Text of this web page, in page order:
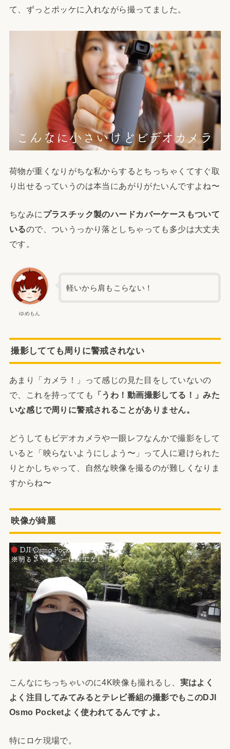
て、ずっとポッケに入れながら撮ってました。
荷物が重くなりがちな私からするとちっちゃくてすぐ取
り出せるっていうのは本当にあがりがたいんですよね〜
ちなみに プラスチック製のハードカバーケースもついて
いるので、ついうっかり落としちゃっても多少は大丈夫
です。
ゆめもん
軽いから肩もこらない！
撮影してても 周りに警戒されない
あまり「カメラ！」って感じの見た目をしていないの
で、これを持ってても
「うわ！動画撮影してる！」みた
いな感じで周りに警戒されることがありません。
どうしてもビデオカメラや一眼レフなんかで撮影をして
いると「映らないようにしよう〜」って人に避けられた
りとかしちゃって、自然な映像を撮るのが難しくなりま
すからね〜
映像が綺麗
こんなにちっちゃいのに4K映像も撮れるし、 実はよく
よく注目してみてみるとテレビ番組の撮影でもこのDJI
Osmo Pocketよく使われてるんですよ。
特にロケ現場で。